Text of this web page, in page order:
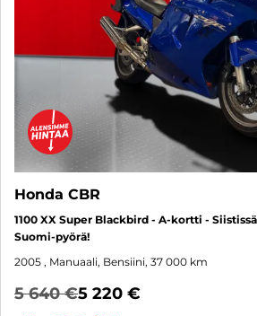
Honda CBR
1100 XX Super Blackbird - A-kortti -
Suomi-pyörä!
2005 , Manuaali, Bensiini, 37 000 km
5 640 €5 220 €